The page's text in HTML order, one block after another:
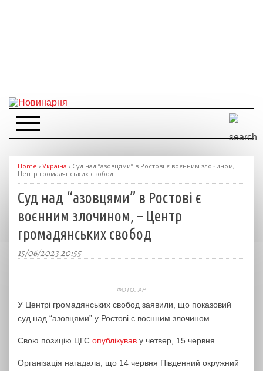
Home › Україна › Суд над “азовцями” в Ростові є воєнним злочином, –
Центр громадянських свобод
Суд над “азовцями” в Ростові є
воєнним злочином, – Центр
громадянських свобод
15/06/2023 20:55
ФОТО: АР
У Центрі громадянських свобод заявили, що показовий
суд над “азовцями” у Ростові є воєнним злочином.
Свою позицію ЦГС опублікував у четвер, 15 червня.
Організація нагадала, що 14 червня Південний окружний